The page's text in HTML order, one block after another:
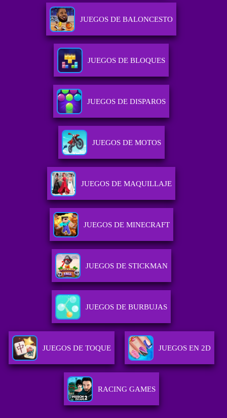
JUEGOS DE BALONCESTO
JUEGOS DE BLOQUES
JUEGOS DE DISPAROS
JUEGOS DE MOTOS
JUEGOS DE MAQUILLAJE
JUEGOS DE MINECRAFT
JUEGOS DE STICKMAN
JUEGOS DE BURBUJAS
JUEGOS DE TOQUE JUEGOS EN 2D
RACING GAMES